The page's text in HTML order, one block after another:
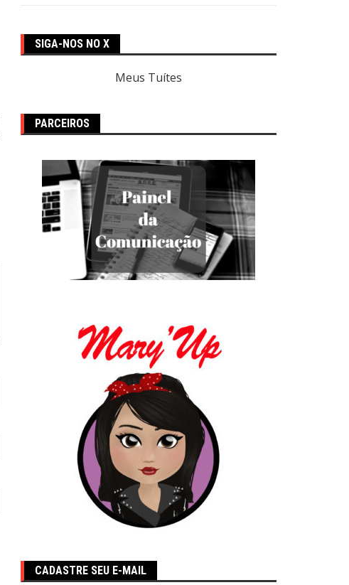
SIGA-NOS NO X
Meus Tuítes
PARCEIROS
CADASTRE SEU E-MAIL